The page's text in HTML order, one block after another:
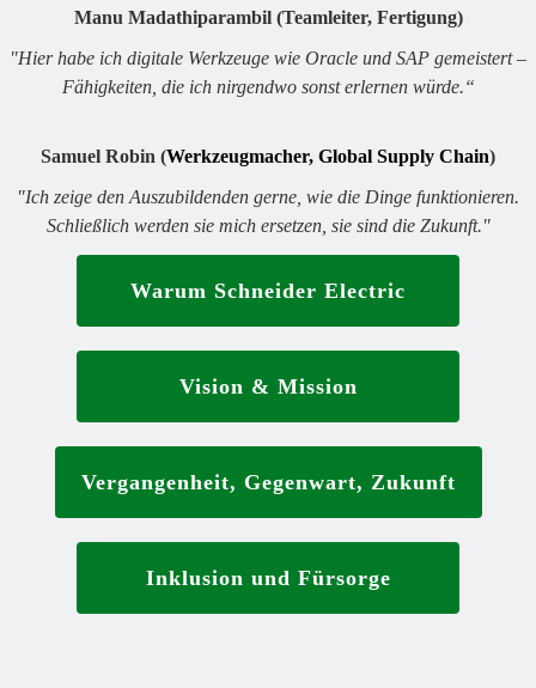
Manu Madathiparambil (Teamleiter, Fertigung)
"Hier habe ich digitale Werkzeuge wie Oracle und SAP gemeistert –
Fähigkeiten, die ich nirgendwo sonst erlernen würde.“
Samuel Robin (Werkzeugmacher, Global Supply Chain)
"Ich zeige den Auszubildenden gerne, wie die Dinge funktionieren.
Schließlich werden sie mich ersetzen, sie sind die Zukunft."
Warum Schneider Electric
Vision & Mission
Vergangenheit, Gegenwart, Zukunft
Inklusion und Fürsorge